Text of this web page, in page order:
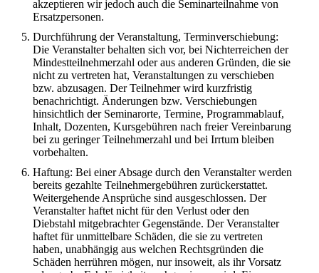
akzeptieren wir jedoch auch die Seminarteilnahme von
Ersatzpersonen.
Durchführung der Veranstaltung, Terminverschiebung:
Die Veranstalter behalten sich vor, bei Nichterreichen der
Mindestteilnehmerzahl oder aus anderen Gründen, die sie
nicht zu vertreten hat, Veranstaltungen zu verschieben
bzw. abzusagen. Der Teilnehmer wird kurzfristig
benachrichtigt. Änderungen bzw. Verschiebungen
hinsichtlich der Seminarorte, Termine, Programmablauf,
Inhalt, Dozenten, Kursgebühren nach freier Vereinbarung
bei zu geringer Teilnehmerzahl und bei Irrtum bleiben
vorbehalten.
Haftung: Bei einer Absage durch den Veranstalter werden
bereits gezahlte Teilnehmergebühren zurückerstattet.
Weitergehende Ansprüche sind ausgeschlossen. Der
Veranstalter haftet nicht für den Verlust oder den
Diebstahl mitgebrachter Gegenstände. Der Veranstalter
haftet für unmittelbare Schäden, die sie zu vertreten
haben, unabhängig aus welchen Rechtsgründen die
Schäden herrühren mögen, nur insoweit, als ihr Vorsatz